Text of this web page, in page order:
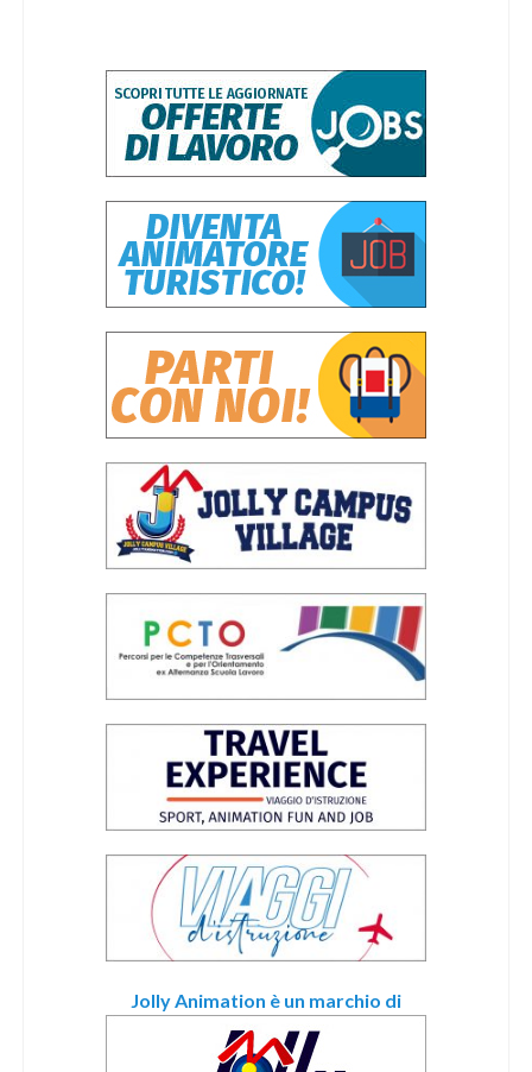
Jolly Animation è un marchio di